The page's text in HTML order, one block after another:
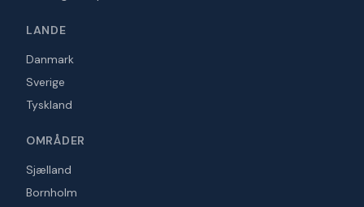
LANDE
Danmark
Sverige
Tyskland
OMRÅDER
Sjælland
Bornholm